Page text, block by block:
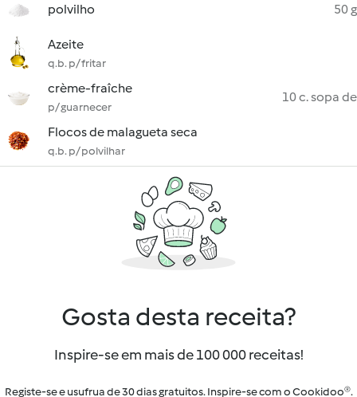
polvilho 50 g
Azeite
q.b. p/ fritar
crème-fraîche
p/ guarnecer
10 c. sopa de
Flocos de malagueta seca
q.b. p/ polvilhar
Gosta desta receita?
Inspire-se em mais de 100 000 receitas!
Registe-se e usufrua de 30 dias gratuitos. Inspire-se com o Cookidoo®.